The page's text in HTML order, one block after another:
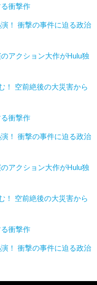
衝撃作
！ 衝撃の事件に迫る政治
アクション大作がHulu独
！ 空前絶後の大災害から
衝撃作
！ 衝撃の事件に迫る政治
アクション大作がHulu独
！ 空前絶後の大災害から
衝撃作
！ 衝撃の事件に迫る政治